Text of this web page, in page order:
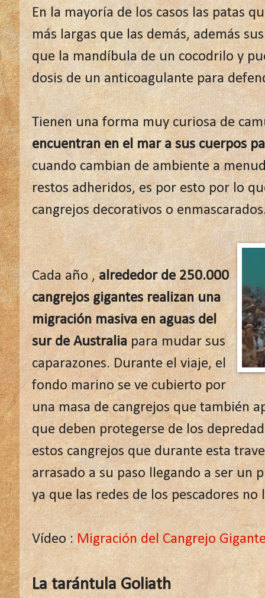
En la mayoría de los casos las patas
más largas que las demás, además
que la mandíbula de un cocodrilo y
dosis de un anticoagulante para
Tienen una forma muy curiosa de
encuentran en el mar a sus cuerpos
cuando cambian de ambiente a
restos adheridos, es por esto por lo
cangrejos decorativos o
Cada año ,alrededor de 250.000
cangrejos gigantes realizan una
migración masiva en aguas del
sur de Australiapara mudar sus
caparazones. Durante el viaje, el
fondo marino se ve cubierto por
una masa de cangrejos que también
que deben protegerse de los
estos cangrejos que durante esta
arrasado a su paso llegando a ser un
ya que las redes de los pescadores
Vídeo :Migración del Cangrejo
La tarántula Goliath